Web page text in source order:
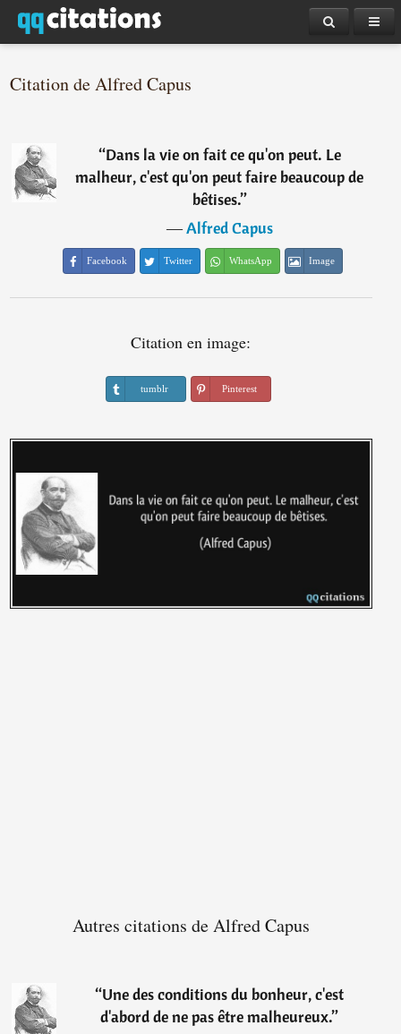
Citation de Alfred Capus
“Dans la vie on fait ce qu'on peut. Le
malheur, c'est qu'on peut faire beaucoup de
bêtises.”
―Alfred Capus
Facebook Twitter WhatsApp Image
Citation en image:
tumblr Pinterest
Autres citations de Alfred Capus
“Une des conditions du bonheur, c'est
d'abord de ne pas être malheureux.”